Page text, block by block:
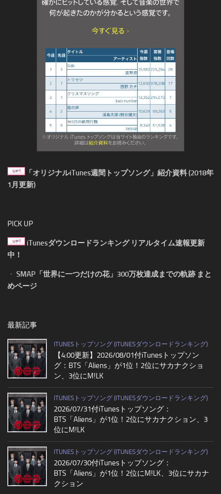
「オリジナルiTunes週間トップソング」紹介資料 (2018年
1月更新)
PICK UP
iTunesダウンロードランキング リアルタイム速報更新
中！
・ SMAP「世界に一つだけの花」300万枚達成までの軌跡 まと
めページ
最新記事
ITUNESトップソング (ITUNESダウンロードランキング)
【4:00更新】2026/08/01付iTunesトップソン
グ：BTS「Aliens」が1位！2位にサカナクショ
ン、3位にM!LK
ITUNESトップソング (ITUNESダウンロードランキング)
2026/07/31付iTunesトップソング：
BTS「Aliens」が1位！2位にサカナクション、3
位にM!LK
ITUNESトップソング (ITUNESダウンロードランキング)
2026/07/30付iTunesトップソング：
BTS「Aliens」が1位！2位にM!LK、3位にサカナ
クション